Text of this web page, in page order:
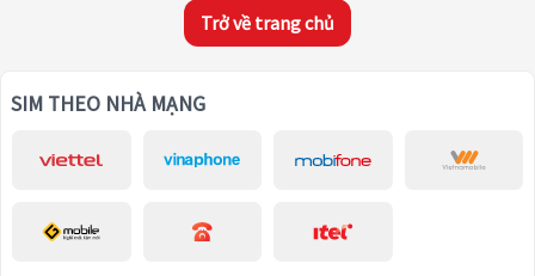
Trở về trang chủ
SIM THEO NHÀ MẠNG